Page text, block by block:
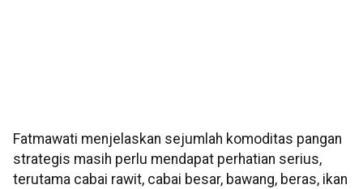
Fatmawati menjelaskan sejumlah komoditas pangan
strategis masih perlu mendapat perhatian serius,
terutama cabai rawit, cabai besar, bawang, beras, ikan